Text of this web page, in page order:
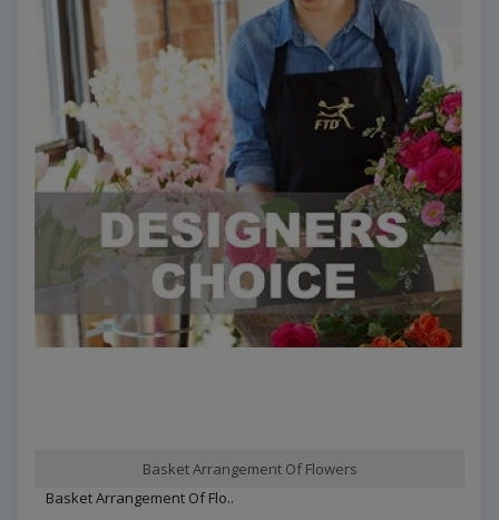
Basket Arrangement Of Flowers
Basket Arrangement Of Flo..